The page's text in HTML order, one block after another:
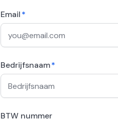
Email*
Bedrijfsnaam*
BTW nummer